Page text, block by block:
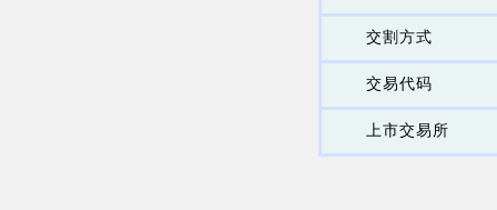
交割方式
交易代码
上市交易所